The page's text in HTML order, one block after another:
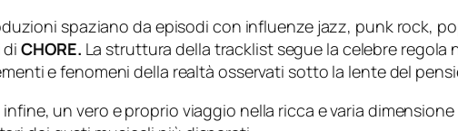
spaziano da episodi con influenze jazz, punk rock,
diCHORE. La struttura della tracklist segue la celebre regola
e fenomeni della realtà osservati sotto la lente del
infine, un vero e proprio viaggio nella ricca e varia